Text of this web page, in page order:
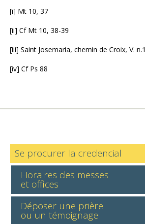
[i] Mt 10, 37
[ii] Cf Mt 10, 38-39
[iii] Saint Josemaria, chemin de Croix, V. n.1
[iv] Cf Ps 88
Se procurer la credencial
Horaires des messes
et offices
Déposer une prière
ou un témoignage